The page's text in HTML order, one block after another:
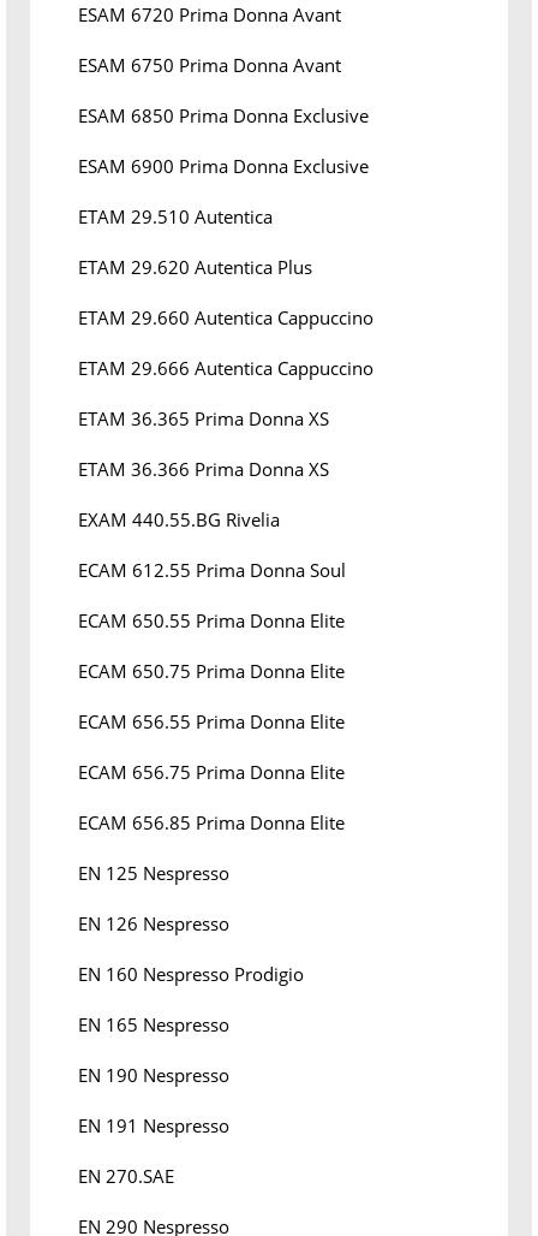
ESAM 6720 Prima Donna Avant
ESAM 6750 Prima Donna Avant
ESAM 6850 Prima Donna Exclusive
ESAM 6900 Prima Donna Exclusive
ETAM 29.510 Autentica
ETAM 29.620 Autentica Plus
ETAM 29.660 Autentica Cappuccino
ETAM 29.666 Autentica Cappuccino
ETAM 36.365 Prima Donna XS
ETAM 36.366 Prima Donna XS
EXAM 440.55.BG Rivelia
ECAM 612.55 Prima Donna Soul
ECAM 650.55 Prima Donna Elite
ECAM 650.75 Prima Donna Elite
ECAM 656.55 Prima Donna Elite
ECAM 656.75 Prima Donna Elite
ECAM 656.85 Prima Donna Elite
EN 125 Nespresso
EN 126 Nespresso
EN 160 Nespresso Prodigio
EN 165 Nespresso
EN 190 Nespresso
EN 191 Nespresso
EN 270.SAE
EN 290 Nespresso